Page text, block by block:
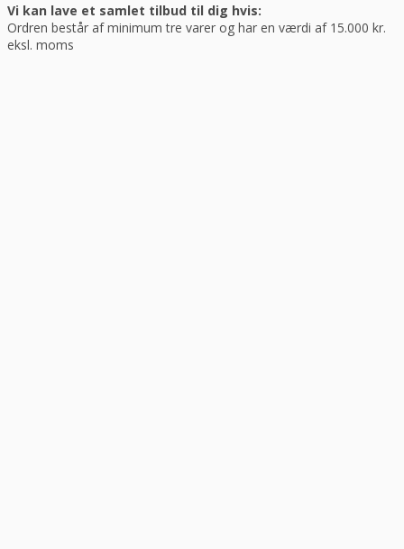
Vi kan lave et samlet tilbud til dig hvis:
Ordren består af minimum tre varer og har en værdi af 15.000 kr.
eksl. moms